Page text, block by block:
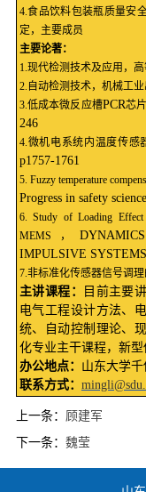
4. 食品饮料包装瓶质量安
定，主要成员
主要论著：
1. 现代检测技术及应用，高
2. 自动检测技术，机械工业
3. 低成本微反应槽PCR芯
246
4. 微机电系统内温度传感
p1757-1761
5. Fuzzy temperature
Progress in safety
6. Study of Loading Effect
MEMS ，
IMPULSIVE
7. 非标准化传感器信号调
主讲课程：
目前主要
电气工程设计方法、
统、自动控制理论、
化专业主干课程，新型
办公地点： 山东大学
联系方式：
上一条： 顾建军
下一条： 魏莹